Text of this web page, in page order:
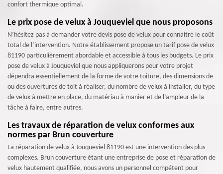
confort thermique optimal.
Le prix pose de velux à Jouqueviel que nous proposons
N’hésitez pas à demander votre devis pose de velux pour connaitre le coût
total de l’intervention. Notre établissement propose un tarif pose de velux
81190 particulièrement abordable et accessible à tous les budgets. Le prix
pose de velux à Jouqueviel que nous appliquerons pour votre projet
dépendra essentiellement de la forme de votre toiture, des dimensions de
ou des ouvertures de toit à réaliser, du nombre de velux à installer, du type
de velux à mettre en place, du matériau à manier et de l’ampleur de la
tâche à faire, entre autres.
Les travaux de réparation de velux conformes aux
normes par Brun couverture
La réparation de velux à Jouqueviel 81190 est une intervention des plus
complexes. Brun couverture étant une entreprise de pose et réparation de
velux hautement qualifiée, nous avons un personnel compétent pour